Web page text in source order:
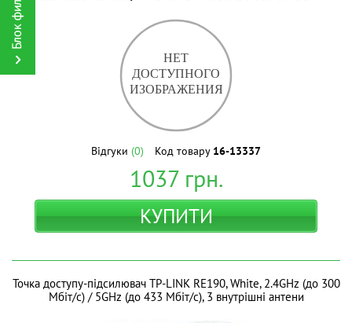
Відгуки (0) Код товару 16-13337
1037грн.
КУПИТИ
Точка доступу-підсилювач TP-LINK RE190, White, 2.4GHz (до 300
Мбіт/с) / 5GHz (до 433 Мбіт/с), 3 внутрішні антени